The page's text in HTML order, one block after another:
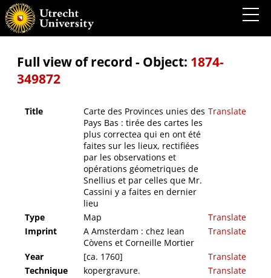
Carte des Provinces unies des Pays Bas : tirée des cartes les plus correctea qui en ont
été faites sur les lieux, rectifiées par les observations et opérations géometriques de
Snellius et par celles que Mr. Cassini y a faites en dernier lieu
Full view of record - Object: 1874-
349872
Title
Carte des Provinces unies des
Pays Bas : tirée des cartes les
plus correctea qui en ont été
faites sur les lieux, rectifiées
par les observations et
opérations géometriques de
Snellius et par celles que Mr.
Cassini y a faites en dernier
lieu
Translate
Type Map
Translate
Imprint
A Amsterdam : chez Iean
Còvens et Corneille Mortier
Translate
Year [ca. 1760]
Translate
Technique
kopergravure.
Translate